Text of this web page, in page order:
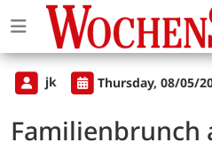
jk Thursday, 08/05/
Familienbrunch